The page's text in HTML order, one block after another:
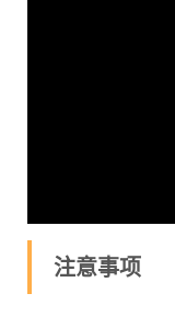
注意事项